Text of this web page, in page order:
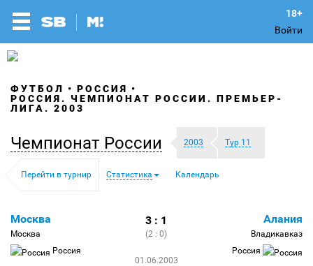
Войти
ФУТБОЛ
РОССИЯ
РОССИЯ. ЧЕМПИОНАТ РОССИИ. ПРЕМЬЕР-
ЛИГА. 2003
Чемпионат России 2003 Тур 11
Перейти в турнир Статистика Календарь
Москва
Москва
Россия
3 : 1
(2 : 0)
01.06.2003
Алания
Владикавказ
Россия